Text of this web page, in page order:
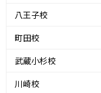
八王子校
町田校
武蔵小杉校
川崎校